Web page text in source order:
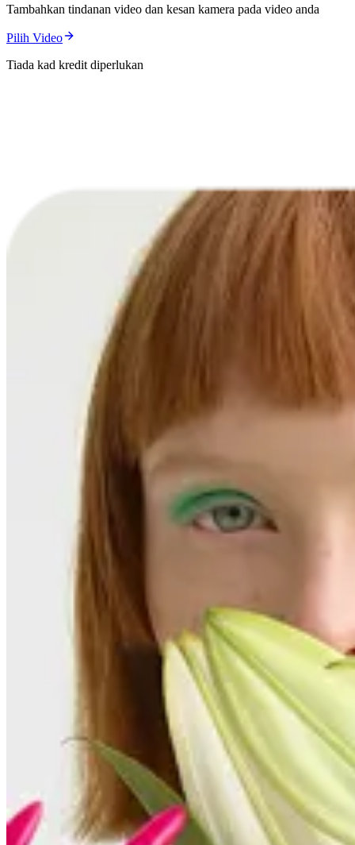
Tambahkan tindanan video dan kesan kamera pada video anda
Pilih Video
Tiada kad kredit diperlukan